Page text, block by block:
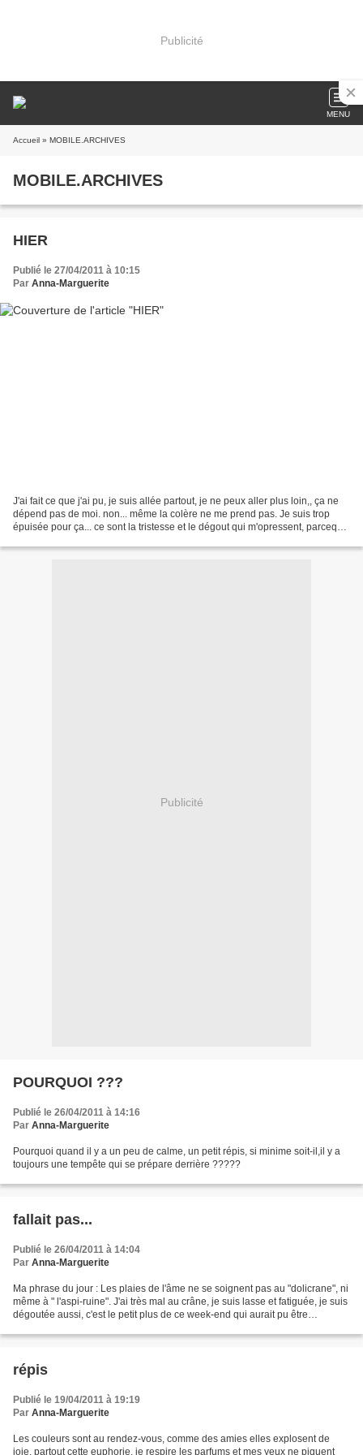
Publicité
MENU
Accueil » MOBILE.ARCHIVES
MOBILE.ARCHIVES
HIER
Publié le 27/04/2011 à 10:15
Par Anna-Marguerite
J'ai fait ce que j'ai pu, je suis allée partout, je ne peux aller plus loin,, ça ne
dépend pas de moi. non... même la colère ne me prend pas. Je suis trop
épuisée pour ça... ce sont la tristesse et le dégout qui m'opressent, parceque
Publicité
POURQUOI ???
Publié le 26/04/2011 à 14:16
Par Anna-Marguerite
Pourquoi quand il y a un peu de calme, un petit répis, si minime soit-il,il y a
toujours une tempête qui se prépare derrière ?????
fallait pas...
Publié le 26/04/2011 à 14:04
Par Anna-Marguerite
Ma phrase du jour : Les plaies de l'âme ne se soignent pas au "dolicrane", ni
même à " l'aspi-ruine". J'ai très mal au crâne, je suis lasse et fatiguée, je suis
dégoutée aussi, c'est le petit plus de ce week-end qui aurait pu être
répis
Publié le 19/04/2011 à 19:19
Par Anna-Marguerite
Les couleurs sont au rendez-vous, comme des amies elles explosent de
joie, partout cette euphorie, je respire les parfums et mes yeux ne piquent